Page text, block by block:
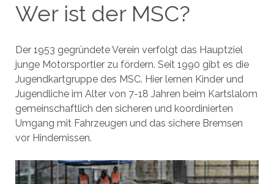
Wer ist der MSC?
Der 1953 gegründete Verein verfolgt das Hauptziel
junge Motorsportler zu fördern. Seit 1990 gibt es die
Jugendkartgruppe des MSC. Hier lernen Kinder und
Jugendliche im Alter von 7-18 Jahren beim Kartslalom
gemeinschaftlich den sicheren und koordinierten
Umgang mit Fahrzeugen und das sichere Bremsen
vor Hindernissen.